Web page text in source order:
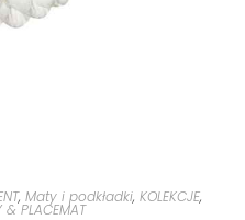
, Maty i podkładki, KOLEKCJE,
& PLACEMAT